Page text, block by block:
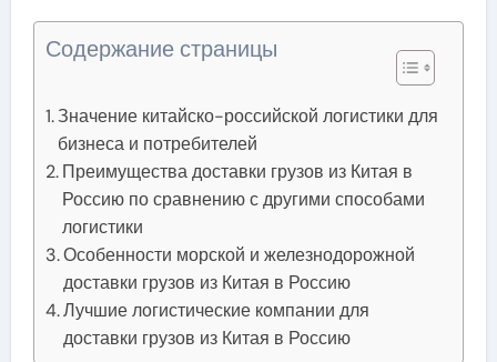
Содержание страницы
Значение китайско-российской логистики для
бизнеса и потребителей
Преимущества доставки грузов из Китая в
Россию по сравнению с другими способами
логистики
Особенности морской и железнодорожной
доставки грузов из Китая в Россию
Лучшие логистические компании для
доставки грузов из Китая в Россию